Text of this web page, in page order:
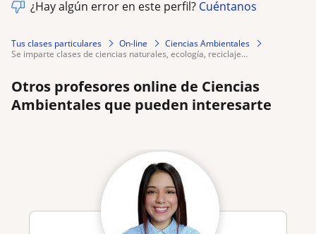
¿Hay algún error en este perfil? Cuéntanos
Tus clases particulares On-line
Ciencias Ambientales
se imparte clases de ciencias naturales, ecología, reciclaje...
Otros profesores online de Ciencias
Ambientales que pueden interesarte